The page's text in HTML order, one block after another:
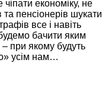
економіку, не
пенсіонерів шукати
все і навіть
бачити яким
при якому будуть
усім нам…